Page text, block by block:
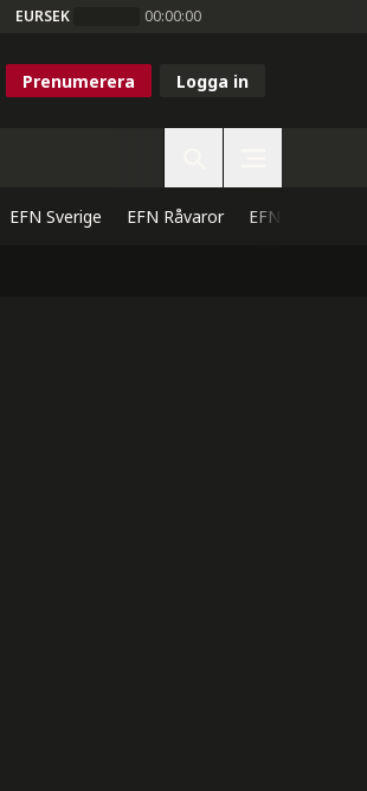
EURSEK 00:00:00
Prenumerera Logga in
EFN Sverige EFN Råvaror EFN Direkt